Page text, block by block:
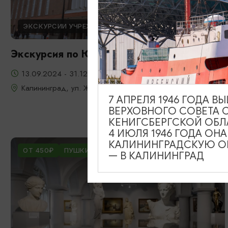
ЭКСКУРСИИ УЧРЕЖДЕНИЙ КУЛЬТУРЫ
Экскурсия по Южному вокзалу
13.09.2024 - 31.12.2026
Калининград, ул. Железнодорожная, д. 13-23
ОТ 450₽ ПУШКИНСКАЯ КАРТА
7 АПРЕЛЯ 1946 ГОДА
ВЕРХОВНОГО СОВЕТА
КЕНИГСБЕРГСКОЙ
4 ИЮЛЯ 1946 ГОДА
КАЛИНИНГРАДСКУЮ
— В КАЛИНИНГРАД